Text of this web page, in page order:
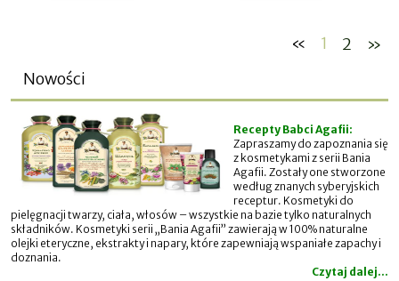
« 1 2
»
Nowości
Recepty Babci Agafii:
Zapraszamy do zapoznania się
z kosmetykami z serii Bania
Agafii. Zostały one stworzone
według znanych syberyjskich
receptur. Kosmetyki do
pielęgnacji twarzy, ciała, włosów – wszystkie na bazie tylko naturalnych
składników. Kosmetyki serii „Bania Agafii” zawierają w 100% naturalne
olejki eteryczne, ekstrakty i napary, które zapewniają wspaniałe zapachy i
doznania.
Czytaj dalej...